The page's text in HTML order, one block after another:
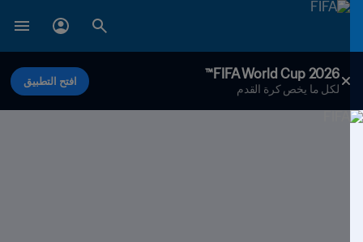
FIFA World Cup 2026™
لكل ما يخص كرة القدم
افتح التطبيق